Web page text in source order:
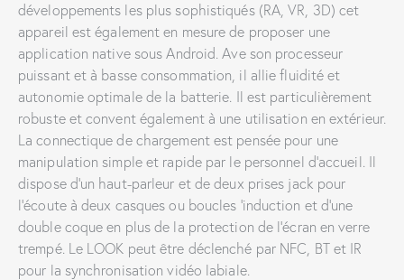
développements les plus sophistiqués (RA, VR, 3D) cet
appareil est également en mesure de proposer une
application native sous Android. Ave son processeur
puissant et à basse consommation, il allie fluidité et
autonomie optimale de la batterie. Il est particulièrement
robuste et convent également à une utilisation en extérieur.
La connectique de chargement est pensée pour une
manipulation simple et rapide par le personnel d’accueil. Il
dispose d’un haut-parleur et de deux prises jack pour
l’écoute à deux casques ou boucles ‘induction et d’une
double coque en plus de la protection de l’écran en verre
trempé. Le LOOK peut être déclenché par NFC, BT et IR
pour la synchronisation vidéo labiale.